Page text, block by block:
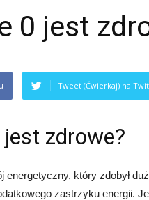
0 jest
Tweet (Ćwierkaj) na
zdrowe?
energetyczny, który zdobył
zastrzyku energii.